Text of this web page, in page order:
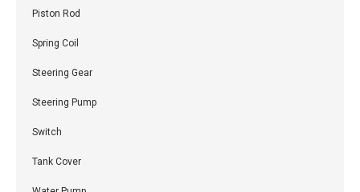
Piston Rod
Spring Coil
Steering Gear
Steering Pump
Switch
Tank Cover